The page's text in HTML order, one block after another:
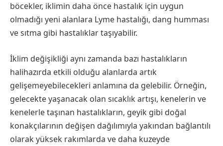
böcekler, iklimin daha önce hastalık için uygun
olmadığı yeni alanlara Lyme hastalığı, dang humması
ve sıtma gibi hastalıklar taşıyabilir.
İklim değişikliği aynı zamanda bazı hastalıkların
halihazırda etkili olduğu alanlarda artık
gelişemeyebilecekleri anlamına da gelebilir. Örneğin,
gelecekte yaşanacak olan sıcaklık artışı, kenelerin ve
kenelerle taşınan hastalıkların, geyik gibi doğal
konakçılarının değişen dağılımıyla yakından bağlantılı
olarak yüksek rakımlarda ve daha kuzeyde